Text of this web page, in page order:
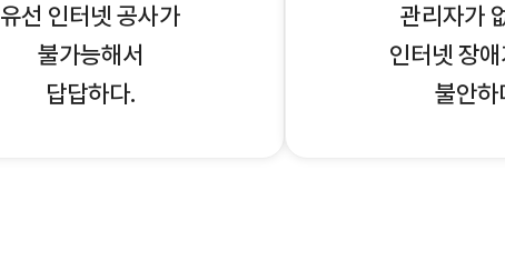
유선 인터넷 공사가
불가능해서
답답하다.
관리자가
인터넷 장
불안하